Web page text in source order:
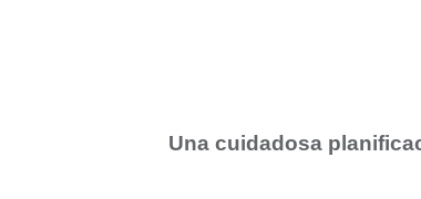
Una cuidadosa